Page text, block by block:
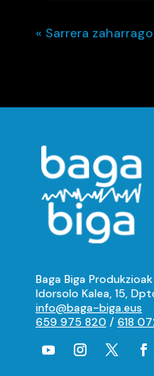
« Sarrera
Baga Biga Produkzioak
Idorsolo Kalea, 15,
info@baga-biga.eus
659 975 820 / 618